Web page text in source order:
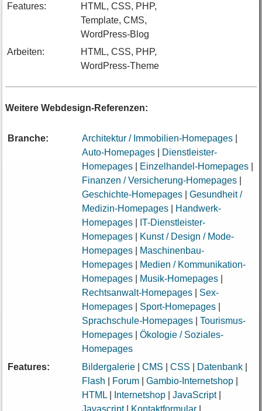
Features:
HTML, CSS, PHP,
Template, CMS,
WordPress-Blog
Arbeiten:
HTML, CSS, PHP,
WordPress-Theme
Weitere Webdesign-Referenzen:
Branche: Architektur / Immobilien-Homepages|
Auto-Homepages|
Dienstleister-
Homepages| Einzelhandel-Homepages|
Finanzen / Versicherung-Homepages|
Geschichte-Homepages| Gesundheit /
Medizin-Homepages|
Handwerk-
Homepages|
IT-Dienstleister-
Homepages|
Kunst / Design / Mode-
Homepages|
Maschinenbau-
Homepages|
Medien / Kommunikation-
Homepages| Musik-Homepages|
Rechtsanwalt-Homepages| Sex-
Homepages| Sport-Homepages|
Sprachschule-Homepages| Tourismus-
Homepages| Ökologie / Soziales-
Homepages
Features:
Bildergalerie| CMS CSS Datenbank|
Flash
Forum| Gambio-Internetshop|
HTML| Internetshop| JavaScript|
Javascript| Kontaktformular|